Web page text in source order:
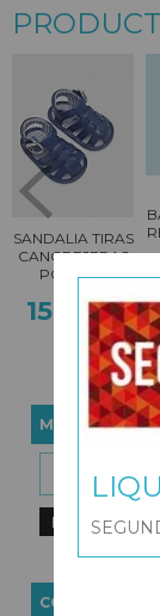
MARCAS
COSTES DE
SANDALIA TIRAS
CANGREJERAS
POLIPIEL
15,95 €